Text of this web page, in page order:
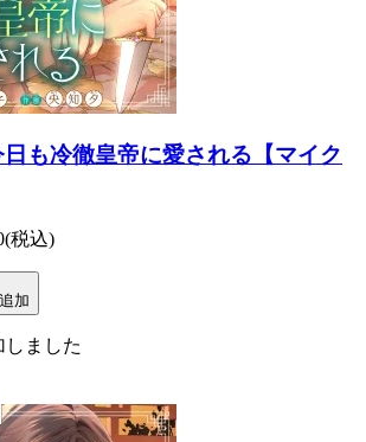
も冷徹皇帝に愛される【マイク
(税込)
加
しました